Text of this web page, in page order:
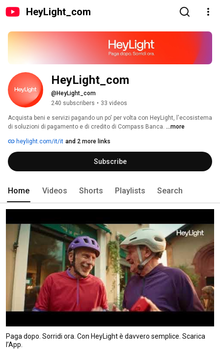
HeyLight_com
HeyLight_com
@HeyLight_com
240 subscribers • 33 videos
Acquista beni e servizi pagando un po' per volta con HeyLight, l'ecosistema
di soluzioni di pagamento e di credito di Compass Banca. ...more
heylight.com/it/it and 2 more links
Subscribe
Home Videos Shorts Playlists Search
Paga dopo. Sorridi ora. Con HeyLight è davvero semplice. Scarica
l’App.